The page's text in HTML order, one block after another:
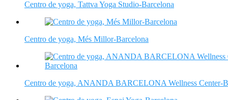
Centro de yoga, Tattva Yoga Studio-Barcelona
Centro de yoga, Més Millor-Barcelona
Centro de yoga, ANANDA BARCELONA Wellness Center-